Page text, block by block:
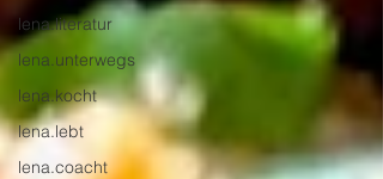
lena.literatur
lena.unterwegs
lena.kocht
lena.lebt
lena.coacht